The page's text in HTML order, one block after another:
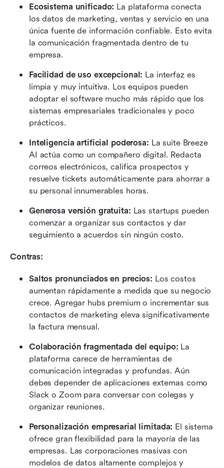
Ecosistema unificado: La plataforma conecta
los datos de marketing, ventas y servicio en una
única fuente de información confiable. Esto evita
la comunicación fragmentada dentro de tu
empresa.
Facilidad de uso excepcional: La interfaz es
limpia y muy intuitiva. Los equipos pueden
adoptar el software mucho más rápido que los
sistemas empresariales tradicionales y poco
prácticos.
Inteligencia artificial poderosa: La suite Breeze
AI actúa como un compañero digital. Redacta
correos electrónicos, califica prospectos y
resuelve tickets automáticamente para ahorrar a
su personal innumerables horas.
Generosa versión gratuita: Las startups pueden
comenzar a organizar sus contactos y dar
seguimiento a acuerdos sin ningún costo.
Contras:
Saltos pronunciados en precios: Los costos
aumentan rápidamente a medida que su negocio
crece. Agregar hubs premium o incrementar sus
contactos de marketing eleva significativamente
la factura mensual.
Colaboración fragmentada del equipo: La
plataforma carece de herramientas de
comunicación integradas y profundas. Aún
debes depender de aplicaciones externas como
Slack o Zoom para conversar con colegas y
organizar reuniones.
Personalización empresarial limitada: El sistema
ofrece gran flexibilidad para la mayoría de las
empresas. Las corporaciones masivas con
modelos de datos altamente complejos y